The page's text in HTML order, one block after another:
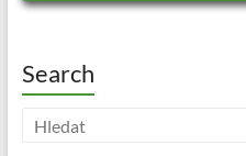
Search